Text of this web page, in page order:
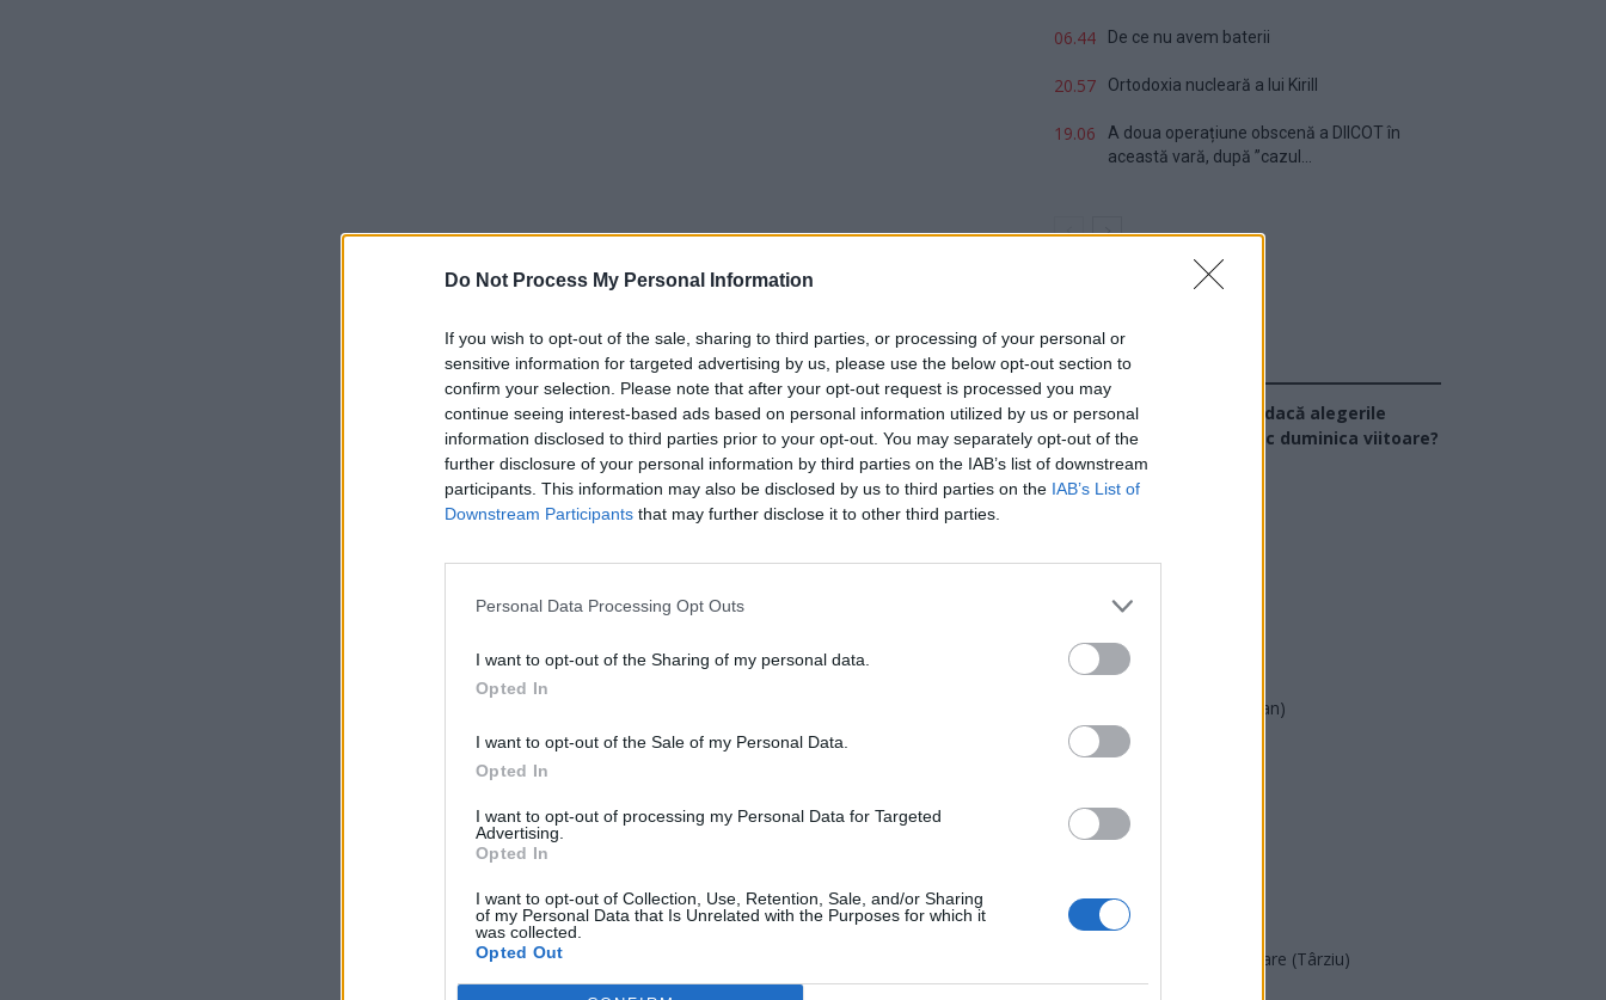
Do Not Process My Personal Information
If you wish to opt-out of the sale, sharing to third parties, or processing of your personal or
sensitive information for targeted advertising by us, please use the below opt-out section to
confirm your selection. Please note that after your opt-out request is processed you may
continue seeing interest-based ads based on personal information utilized by us or personal
information disclosed to third parties prior to your opt-out. You may separately opt-out of the
further disclosure of your personal information by third parties on the IAB’s list of downstream
participants. This information may also be disclosed by us to third parties on the IAB’s List of
Downstream Participants that may further disclose it to other third parties.
Personal Data Processing Opt Outs
I want to opt-out of the Sharing of my personal data.
Opted In
I want to opt-out of the Sale of my Personal Data.
Opted In
I want to opt-out of processing my Personal Data for Targeted
Advertising.
Opted In
I want to opt-out of Collection, Use, Retention, Sale, and/or Sharing
of my Personal Data that Is Unrelated with the Purposes for which it
was collected.
Opted Out
06.44 De ce nu avem baterii
20.57 Ortodoxia nucleară a lui Kirill
19.06
A doua operațiune obscenă a DIICOT în
această vară, după ”cazul...
Sondaj
Ce partid ați vota dacă alegerile
parlamentare ar avea loc duminica viitoare?
USR
PSD
AUR
PMP (Tomac)
Forța Dreptei (L. Orban)
PNȚMM
SENS
PACE (Peia)
Acțiunea Conservatoare (Târziu)